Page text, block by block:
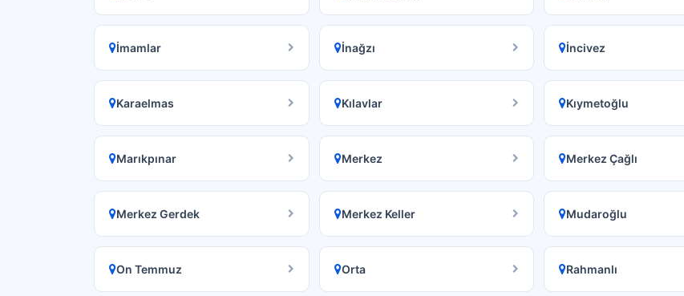
İmamlar İnağzı İncivez
Karaelmas Kılavlar Kıymetoğlu
Marıkpınar Merkez Merkez Çağlı
Merkez Gerdek Merkez Keller Mudaroğlu
On Temmuz Orta Rahmanlı